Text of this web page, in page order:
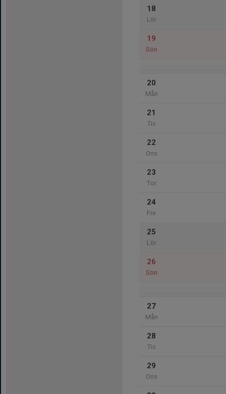
18
Lör
19
Sön
20
Mån
21
Tis
22
Ons
23
Tor
24
Fre
25
Lör
26
Sön
27
Mån
28
Tis
29
Ons